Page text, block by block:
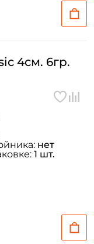
4см. 6гр.
нет
1 шт.